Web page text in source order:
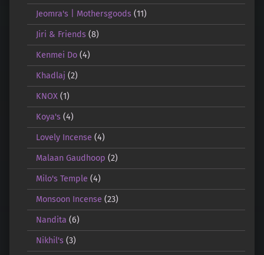
Jeomra's | Mothersgoods(11)
Jiri & Friends(8)
Kenmei Do(4)
Khadlaj (2)
KNOX(1)
Koya's(4)
Lovely Incense (4)
Malaan Gaudhoop (2)
Milo's Temple (4)
Monsoon Incense (23)
Nandita (6)
Nikhil's(3)